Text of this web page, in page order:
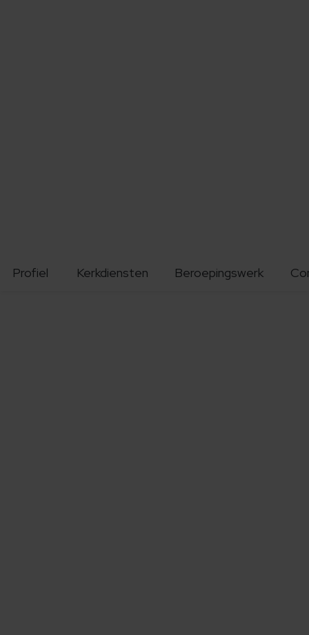
Profiel Kerkdiensten Beroepingswerk